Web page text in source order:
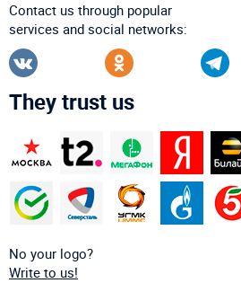
Contact us through popular
services and social networks:
They trust us
No your logo?
Write to us!